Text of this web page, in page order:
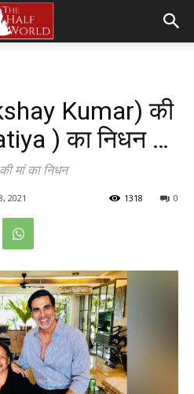
Kumar) की
) का निधन …
मां का निधन
2021 0
1318